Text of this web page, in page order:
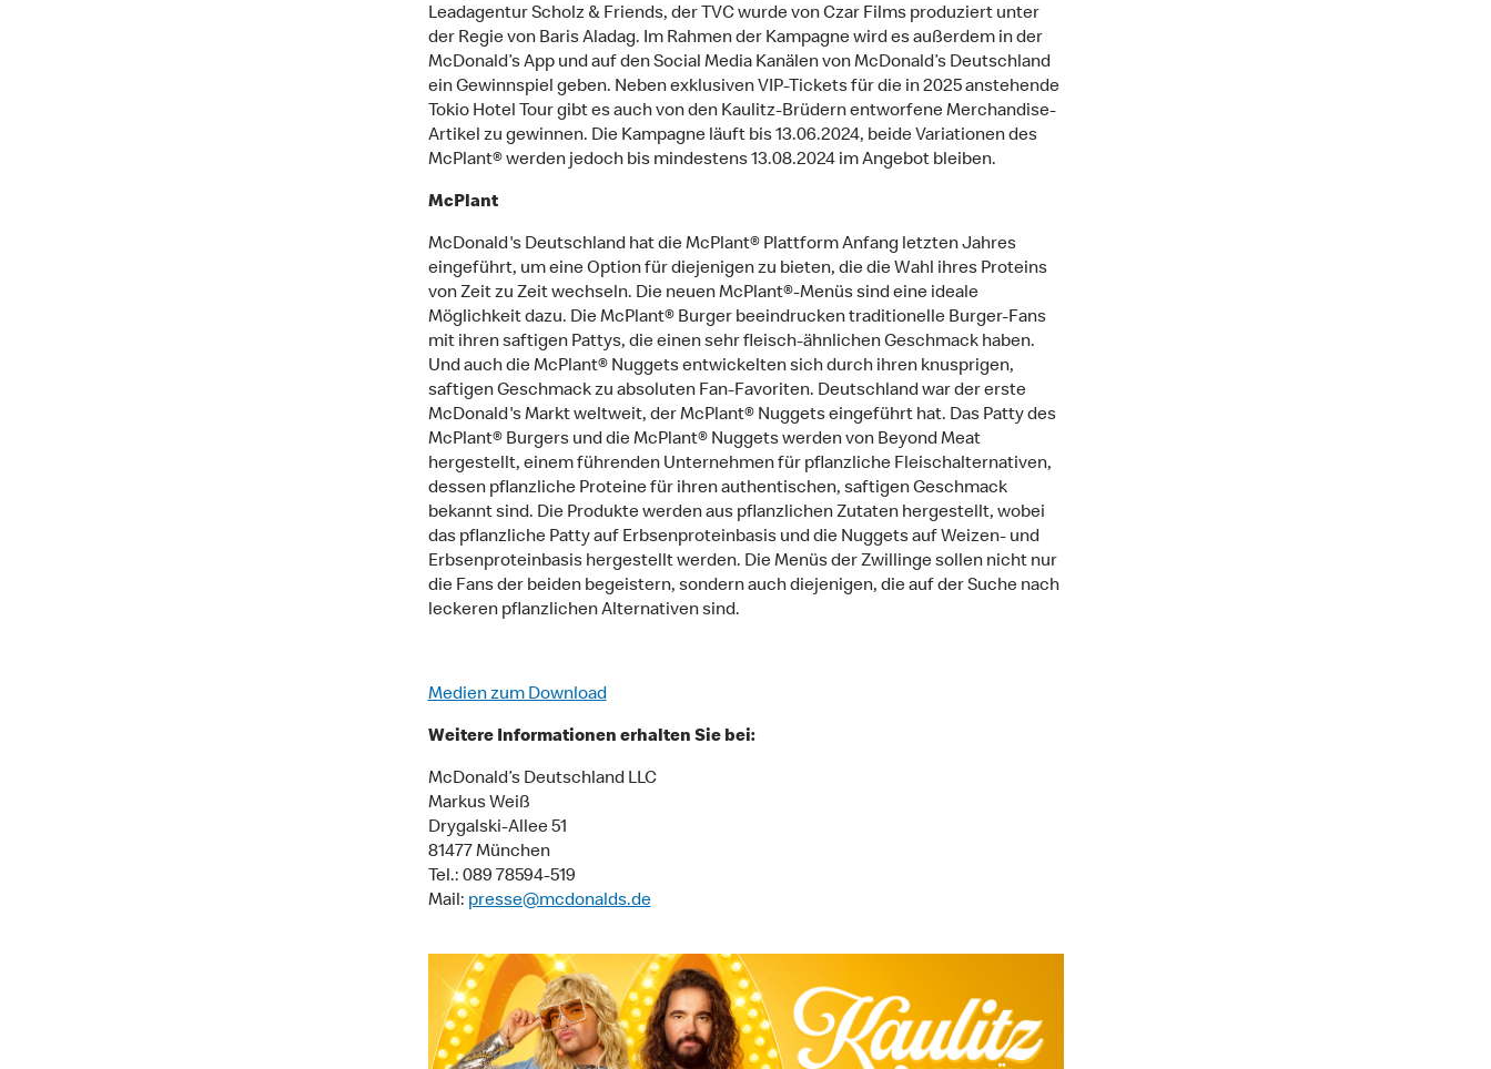
Leadagentur Scholz & Friends, der TVC wurde von Czar Films produziert unter
der Regie von Baris Aladag. Im Rahmen der Kampagne wird es außerdem in der
McDonald’s App und auf den Social Media Kanälen von McDonald’s Deutschland
ein Gewinnspiel geben. Neben exklusiven VIP-Tickets für die in 2025 anstehende
Tokio Hotel Tour gibt es auch von den Kaulitz-Brüdern entworfene Merchandise-
Artikel zu gewinnen. Die Kampagne läuft bis 13.06.2024, beide Variationen des
McPlant® werden jedoch bis mindestens 13.08.2024 im Angebot bleiben.
McPlant
McDonald's Deutschland hat die McPlant® Plattform Anfang letzten Jahres
eingeführt, um eine Option für diejenigen zu bieten, die die Wahl ihres Proteins
von Zeit zu Zeit wechseln. Die neuen McPlant®-Menüs sind eine ideale
Möglichkeit dazu. Die McPlant® Burger beeindrucken traditionelle Burger-Fans
mit ihren saftigen Pattys, die einen sehr fleisch-ähnlichen Geschmack haben.
Und auch die McPlant® Nuggets entwickelten sich durch ihren knusprigen,
saftigen Geschmack zu absoluten Fan-Favoriten. Deutschland war der erste
McDonald's Markt weltweit, der McPlant® Nuggets eingeführt hat. Das Patty des
McPlant® Burgers und die McPlant® Nuggets werden von Beyond Meat
hergestellt, einem führenden Unternehmen für pflanzliche Fleischalternativen,
dessen pflanzliche Proteine für ihren authentischen, saftigen Geschmack
bekannt sind. Die Produkte werden aus pflanzlichen Zutaten hergestellt, wobei
das pflanzliche Patty auf Erbsenproteinbasis und die Nuggets auf Weizen- und
Erbsenproteinbasis hergestellt werden. Die Menüs der Zwillinge sollen nicht nur
die Fans der beiden begeistern, sondern auch diejenigen, die auf der Suche nach
leckeren pflanzlichen Alternativen sind.
Medien zum Download
Weitere Informationen erhalten Sie bei:
McDonald’s Deutschland LLC
Markus Weiß
Drygalski-Allee 51
81477 München
Tel.: 089 78594-519
Mail: presse@mcdonalds.de